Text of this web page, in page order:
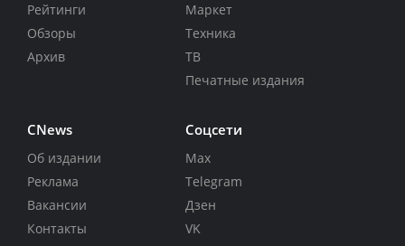
Рейтинги
Обзоры
Архив
Маркет
Техника
ТВ
Печатные издания
CNews
Об издании
Реклама
Вакансии
Контакты
Соцсети
Max
Telegram
Дзен
VK